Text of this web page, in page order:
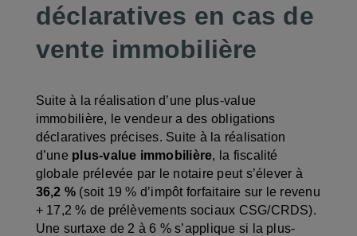
déclaratives en cas de
vente immobilière
Suite à la réalisation d’une plus-value
immobilière, le vendeur a des obligations
déclaratives précises. Suite à la réalisation
d’une plus-value immobilière, la fiscalité
globale prélevée par le notaire peut s’élever à
36,2 % (soit 19 % d’impôt forfaitaire sur le revenu
+ 17,2 % de prélèvements sociaux CSG/CRDS).
Une surtaxe de 2 à 6 % s’applique si la plus-